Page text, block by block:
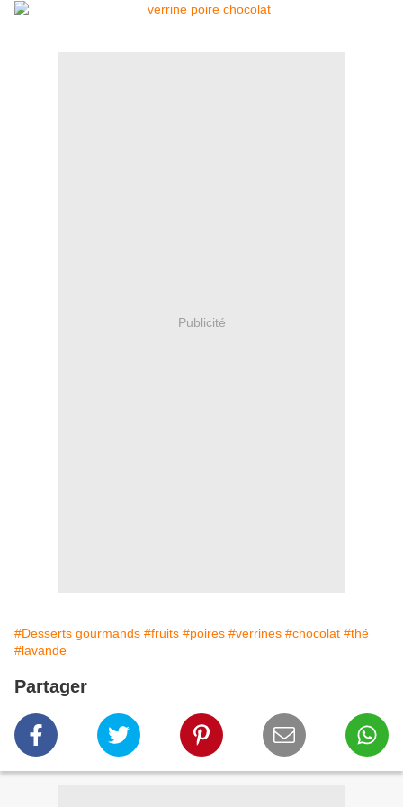
Publicité
#Desserts gourmands #fruits #poires #verrines #chocolat #thé
#lavande
Partager